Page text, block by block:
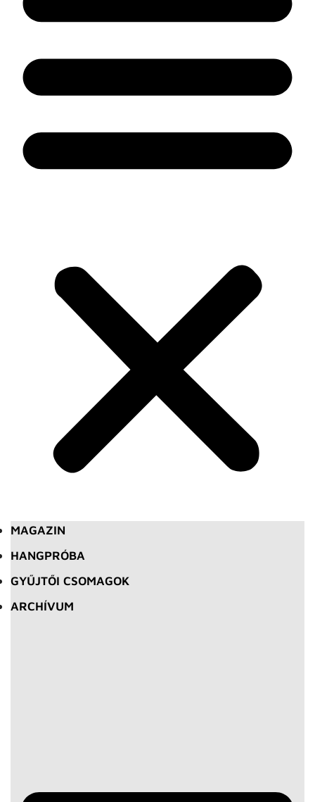
MAGAZIN
HANGPRÓBA
GYŰJTŐI CSOMAGOK
ARCHÍVUM